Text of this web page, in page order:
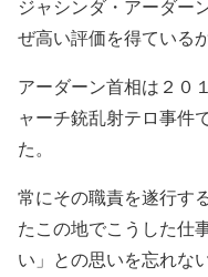
ジャシンダ・アーダー
ぜ高い評価を得ている
アーダーン首相は２０
ャーチ銃乱射テロ事件
た。
常にその職責を遂行す
たこの地でこうした仕
い」との思いを忘れな